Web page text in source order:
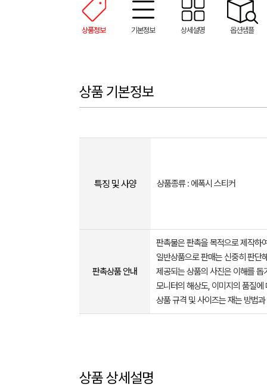
상품정보 기본정보 상세설명 옵션샘플
상품 기본정보
특징 및 사양 상품종류 : 에폭시 스티커
판촉상품 안내
판촉물은 판촉을 목적으로 제작하
일반상품으로 판매는 신중히 판단
제공되는 상품의 사진은 이해를
모니터의 해상도, 이미지의 품질
상품 규격 및 사이즈는 재는 방법
상품 상세설명